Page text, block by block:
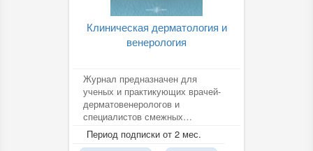
Клиническая дерматология и
венерология
Журнал предназначен для
ученых и практикующих врачей-
дерматовенерологов и
специалистов смежных
дисциплин.
Период подписки от 2 мес.